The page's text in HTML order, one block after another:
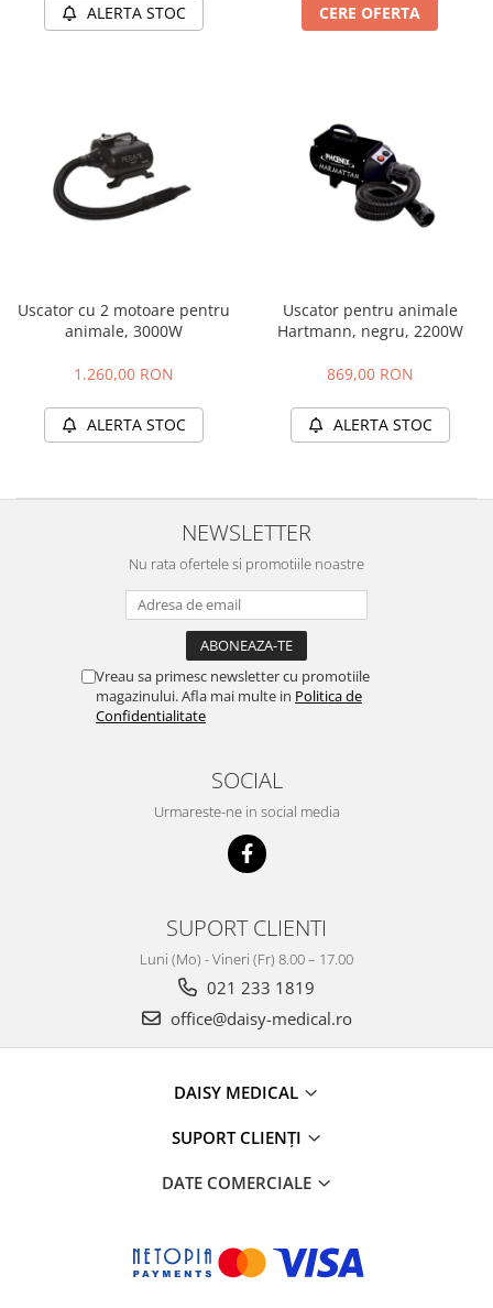
ALERTA STOC CERE OFERTA
Uscator cu 2 motoare pentru
animale, 3000W
1.260,00 RON
ALERTA STOC
Uscator pentru animale
Hartmann, negru, 2200W
869,00 RON
ALERTA STOC
NEWSLETTER
Nu rata ofertele si promotiile noastre
Vreau sa primesc newsletter cu promotiile
magazinului. Afla mai multe in Politica de
Confidentialitate
SOCIAL
Urmareste-ne in social media
SUPORT CLIENTI
Luni (Mo) - Vineri (Fr) 8.00 – 17.00
021 233 1819
office@daisy-medical.ro
DAISY MEDICAL
SUPORT CLIENȚI
DATE COMERCIALE